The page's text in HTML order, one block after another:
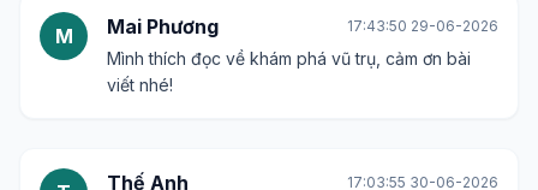
M Mai Phương 17:43:50 29-06-2026
Mình thích đọc về khám phá vũ trụ, cảm ơn bài
viết nhé!
Thế Anh 17:03:55 30-06-2026